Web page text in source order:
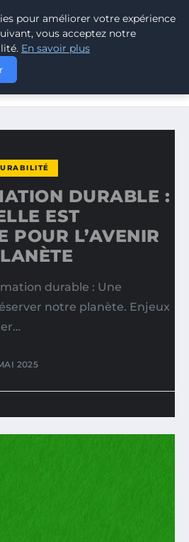
BLOG
ET DURABILITÉ
: POURQUOI ELLE EST
DURABLE :
EST
POUR L’AVENIR
durable : Une
notre planète. Enjeux
2025
pour améliorer votre expérience
vous acceptez notre
En savoir plus